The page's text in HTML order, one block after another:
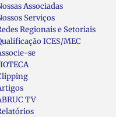
Associadas
Serviços
Regionais e Setoriais
ICES/MEC
se
TV